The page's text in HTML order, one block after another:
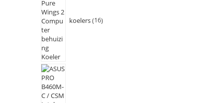
koelers 16